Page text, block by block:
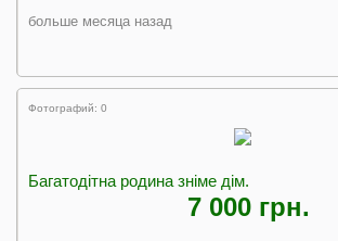
больше месяца назад
Фотографий: 0
Багатодітна родина зніме дім.
7 000 грн.